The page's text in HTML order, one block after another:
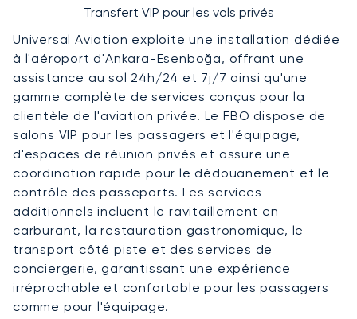
Transfert VIP pour les vols privés
Universal Aviation exploite une installation dédiée
à l'aéroport d'Ankara-Esenboğa, offrant une
assistance au sol 24h/24 et 7j/7 ainsi qu'une
gamme complète de services conçus pour la
clientèle de l'aviation privée. Le FBO dispose de
salons VIP pour les passagers et l'équipage,
d'espaces de réunion privés et assure une
coordination rapide pour le dédouanement et le
contrôle des passeports. Les services
additionnels incluent le ravitaillement en
carburant, la restauration gastronomique, le
transport côté piste et des services de
conciergerie, garantissant une expérience
irréprochable et confortable pour les passagers
comme pour l'équipage.